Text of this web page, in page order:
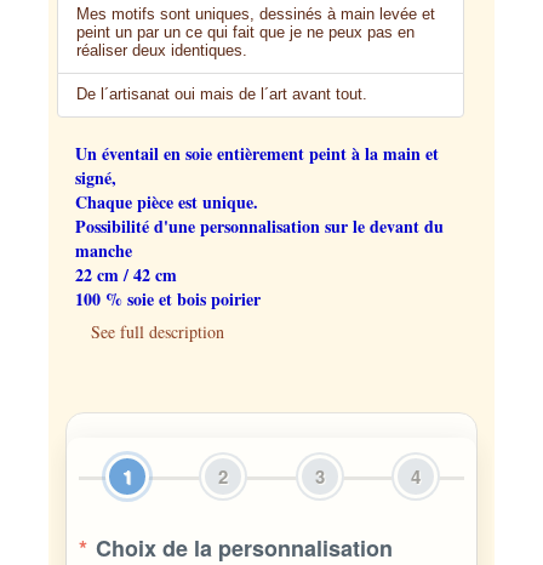
Mes motifs sont uniques, dessinés à main levée et
peint un par un ce qui fait que je ne peux pas en
réaliser deux identiques.
De l´artisanat oui mais de l´art avant tout.
Un éventail en soie entièrement peint à la main et
signé,
Chaque pièce est unique.
Possibilité d'une personnalisation sur le devant du
manche
22 cm / 42 cm
100 % soie et bois poirier
See full description
1 2 3 4
* Choix de la personnalisation